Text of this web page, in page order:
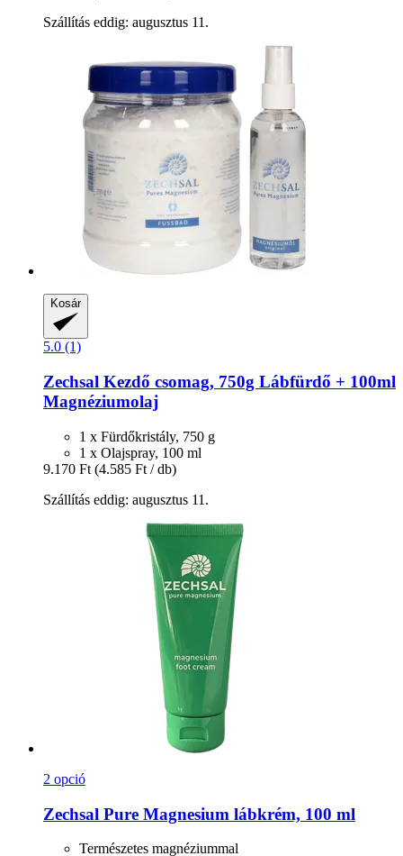
Szállítás eddig: augusztus 11.
Kosár
5.0 (1)
Zechsal Kezdő csomag, 750g Lábfürdő + 100ml
Magnéziumolaj
1 x Fürdőkristály, 750 g
1 x Olajspray, 100 ml
9.170 Ft (4.585 Ft / db)
Szállítás eddig: augusztus 11.
2 opció
Zechsal Pure Magnesium lábkrém, 100 ml
Természetes magnéziummal